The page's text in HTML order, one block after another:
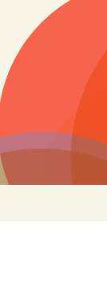
要
內
容